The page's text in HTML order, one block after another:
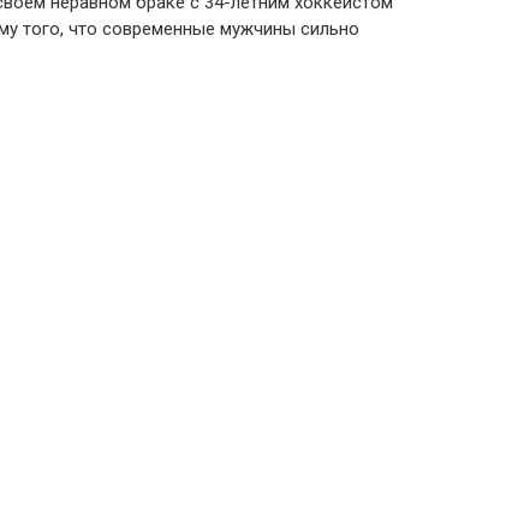
того, что современные мужчины сильно